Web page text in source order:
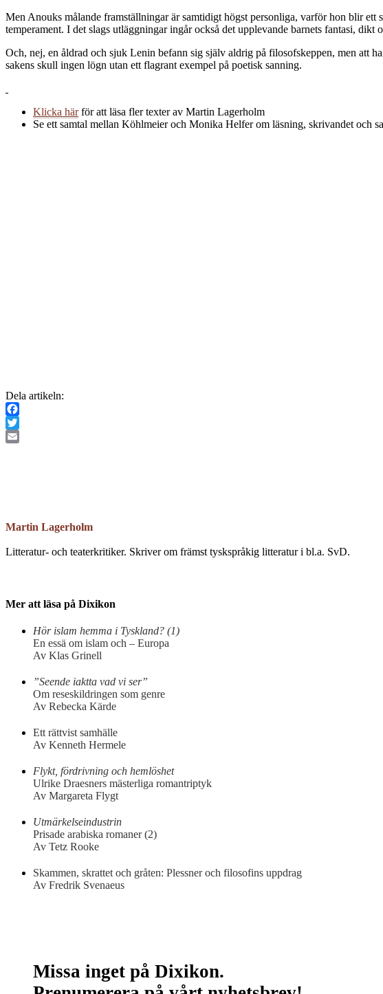
Men Anouks målande framställningar är samtidigt högst personliga, varför hon blir ett
temperament. I det slags utläggningar ingår också det upplevande barnets fantasi, dikt
Och, nej, en åldrad och sjuk Lenin befann sig själv aldrig på filosofskeppen, men att
sakens skull ingen lögn utan ett flagrant exempel på poetisk sanning.
Klicka härför att läsa fler texter av Martin Lagerholm
Se ett samtal mellan Köhlmeier och Monika Helfer om läsning, skrivandet och
Dela artikeln:
Facebook
Twitter
Martin Lagerholm
Litteratur- och teaterkritiker. Skriver om främst tyskspråkig litteratur i bl.a. SvD.
Mer att läsa på Dixikon
Hör islam hemma i Tyskland? (1)
En essä om islam och – Europa
Av Klas Grinell
”Seende iaktta vad vi ser”
Om reseskildringen som genre
Av Rebecka Kärde
Ett rättvist samhälle
Av Kenneth Hermele
Flykt, fördrivning och hemlöshet
Ulrike Draesners mästerliga romantriptyk
Av Margareta Flygt
Utmärkelseindustrin
Prisade arabiska romaner (2)
Av Tetz Rooke
Skammen, skrattet och gråten: Plessner och filosofins uppdrag
Av Fredrik Svenaeus
Missa inget på Dixikon.